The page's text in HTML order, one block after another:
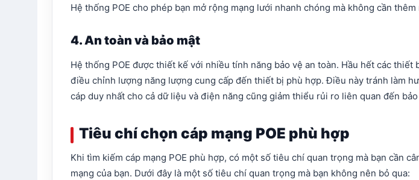
Hệ thống POE cho phép bạn mở rộng mạng lưới nhanh chóng mà không cần
4. An toàn và bảo mật
Hệ thống POE được thiết kế với nhiều tính năng bảo vệ an toàn. Hầu hết các
điều chỉnh lượng năng lượng cung cấp đến thiết bị phù hợp. Điều này tránh làm
cáp duy nhất cho cả dữ liệu và điện năng cũng giảm thiểu rủi ro liên quan đến
Tiêu chí chọn cáp mạng POE phù hợp
Khi tìm kiếm cáp mạng POE phù hợp, có một số tiêu chí quan trọng mà bạn cần
mạng của bạn. Dưới đây là một số tiêu chí quan trọng mà bạn không nên bỏ qua: